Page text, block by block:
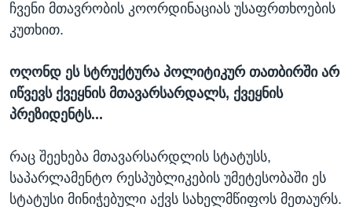
ჩვენი მთავრობის კოორდინაციას უსაფრთხოების
კუთხით.
ოღონდ ეს სტრუქტურა პოლიტიკურ თათბირში არ
იწვევს ქვეყნის მთავარსარდალს, ქვეყნის
პრეზიდენტს...
რაც შეეხება მთავარსარდლის სტატუსს,
საპარლამენტო რესპუბლიკების უმეტესობაში ეს
სტატუსი მინიჭებული აქვს სახელმწიფოს მეთაურს.